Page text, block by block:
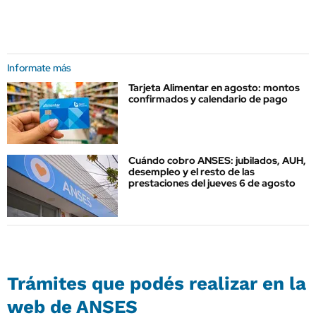
Informate más
Tarjeta Alimentar en agosto: montos
confirmados y calendario de pago
Cuándo cobro ANSES: jubilados, AUH,
desempleo y el resto de las
prestaciones del jueves 6 de agosto
Trámites que podés realizar en la
web de ANSES